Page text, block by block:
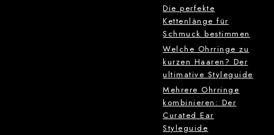
Die perfekte
Kettenlänge für
Schmuck bestimmen
Welche Ohrringe zu
kurzen Haaren? Der
ultimative Styleguide
Mehrere Ohrringe
kombinieren: Der
Curated Ear
Styleguide